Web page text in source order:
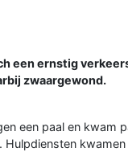
een ernstig
zwaargewond.
een paal en kwam